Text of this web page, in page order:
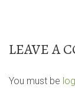
LEAVE A
You must be